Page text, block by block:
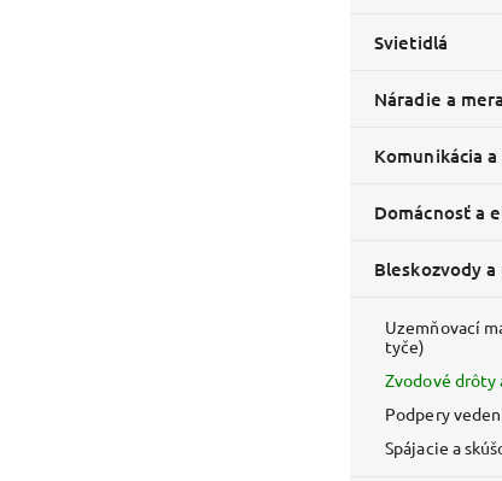
Svietidlá
Náradie a
Komunikácia
Domácnosť a
Bleskozvody
Uzemňovací
tyče)
Zvodové drôty
Podpery
Spájacie a